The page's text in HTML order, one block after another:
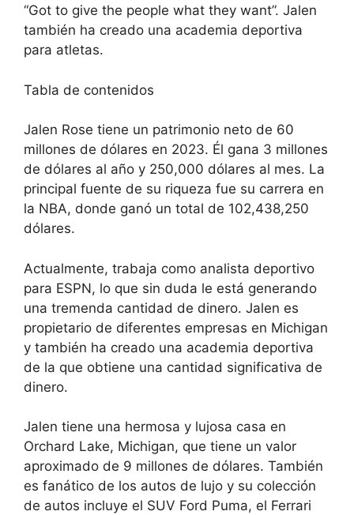
“Got to give the people what they want”. Jalen
también ha creado una academia deportiva
para atletas.
Tabla de contenidos
Jalen Rose tiene un patrimonio neto de 60
millones de dólares en 2023. Él gana 3 millones
de dólares al año y 250,000 dólares al mes. La
principal fuente de su riqueza fue su carrera en
la NBA, donde ganó un total de 102,438,250
dólares.
Actualmente, trabaja como analista deportivo
para ESPN, lo que sin duda le está generando
una tremenda cantidad de dinero. Jalen es
propietario de diferentes empresas en Michigan
y también ha creado una academia deportiva
de la que obtiene una cantidad significativa de
dinero.
Jalen tiene una hermosa y lujosa casa en
Orchard Lake, Michigan, que tiene un valor
aproximado de 9 millones de dólares. También
es fanático de los autos de lujo y su colección
de autos incluye el SUV Ford Puma, el Ferrari